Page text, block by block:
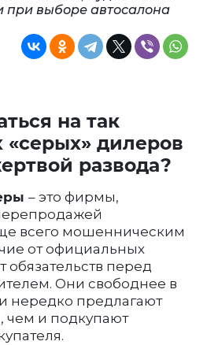
выборе автосалона
на так
дилеров
развода?
– это фирмы,
всего мошенническим
от официальных
обязательств перед
Они свободнее в
нередко предлагают
и подкупают